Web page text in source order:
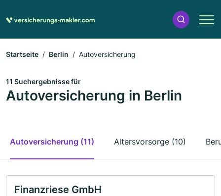
Startseite Berlin Autoversicherung
11 Suchergebnisse für
Autoversicherung in Berlin
Autoversicherung (11) Altersvorsorge (10)
Finanzriese GmbH